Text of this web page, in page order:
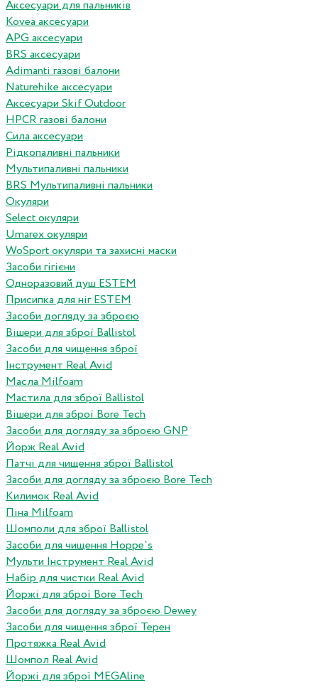
Аксесуари для пальників
Kovea аксесуари
APG аксесуари
BRS аксесуари
Adimanti газові балони
Naturehike аксесуари
Аксесуари Skif Outdoor
HPCR газові балони
Сила аксесуари
Рідкопаливні пальники
Мультипаливні пальники
BRS Мультипаливні пальники
Окуляри
Select окуляри
Umarex окуляри
WoSport окуляри та захисні маски
Засоби гігієни
Одноразовий душ ESTEM
Присипка для ніг ESTEM
Засоби догляду за зброєю
Вішери для зброї Ballistol
Засоби для чищення зброї
Інструмент Real Avid
Масла Milfoam
Мастила для зброї Ballistol
Вішери для зброї Bore Tech
Засоби для догляду за зброєю GNP
Йорж Real Avid
Патчі для чищення зброї Ballistol
Засоби для догляду за зброєю Bore Tech
Килимок Real Avid
Піна Milfoam
Шомполи для зброї Ballistol
Засоби для чищення Hoppe`s
Мульти Інструмент Real Avid
Набір для чистки Real Avid
Йоржі для зброї Bore Tech
Засоби для догляду за зброєю Dewey
Засоби для чищення зброї Терен
Протяжка Real Avid
Шомпол Real Avid
Йоржі для зброї MEGAline